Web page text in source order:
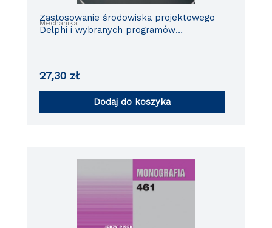
Mechanika
Zastosowanie środowiska projektowego
Delphi i wybranych programów
27,30 zł
Dodaj do koszyka